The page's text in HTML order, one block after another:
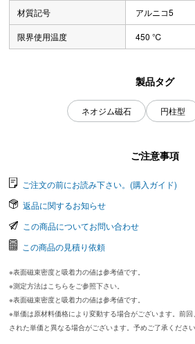
材質記号 アルニコ5
限界使用温度 450 ℃
製品タグ
ネオジム磁石 円柱型
ご注意事項
ご注文の前にお読み下さい。(購入ガイド)
返品に関するお知らせ
この商品についてお問い合わせ
この商品の見積り依頼
※表面磁束密度と吸着力の値は参考値です。
※測定方法はこちらをご参照下さい。
※表面磁束密度と吸着力の値は参考値です。
※単価は原材料価格により変動する場合がございます。前回
された単価と異なる場合がございます。予めご了承ください